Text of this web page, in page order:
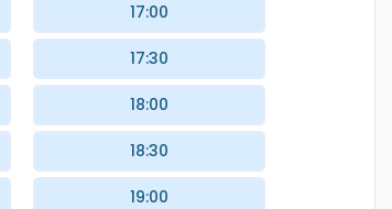
17:00
17:30
18:00
18:30
19:00